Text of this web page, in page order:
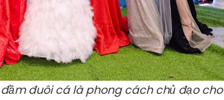
đuôi cá là phong cách chủ đạo cho